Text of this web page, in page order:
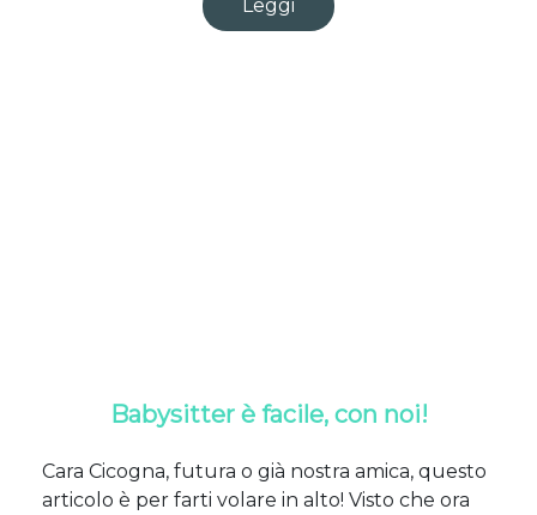
Leggi
Babysitter è facile, con noi!
Cara Cicogna, futura o già nostra amica, questo
articolo è per farti volare in alto! Visto che ora